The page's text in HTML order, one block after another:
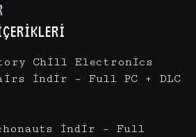
Chill Electronics
İndir – Full PC + DLC
İndir – Full